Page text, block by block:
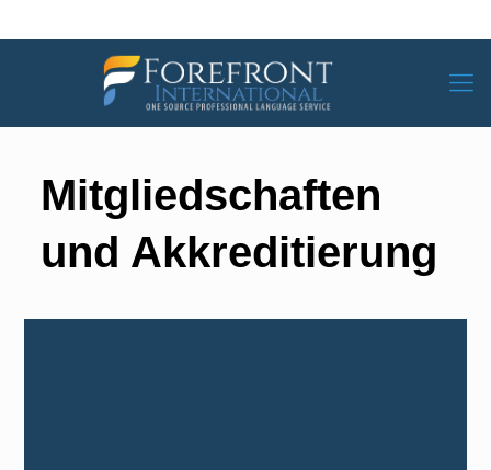
Mitgliedschaften
und Akkreditierung